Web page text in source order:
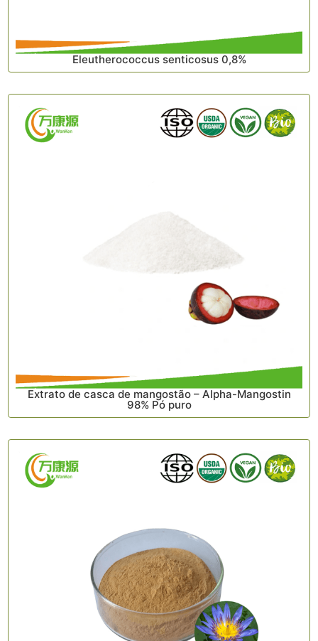
Eleutherococcus senticosus 0,8%
Extrato de casca de mangostão – Alpha-Mangostin
98% Pó puro